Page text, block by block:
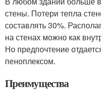
стены. Потери тепла
составлять 30%.
на стенах можно как
Но предпочтение
пеноплексом.
Преимущества